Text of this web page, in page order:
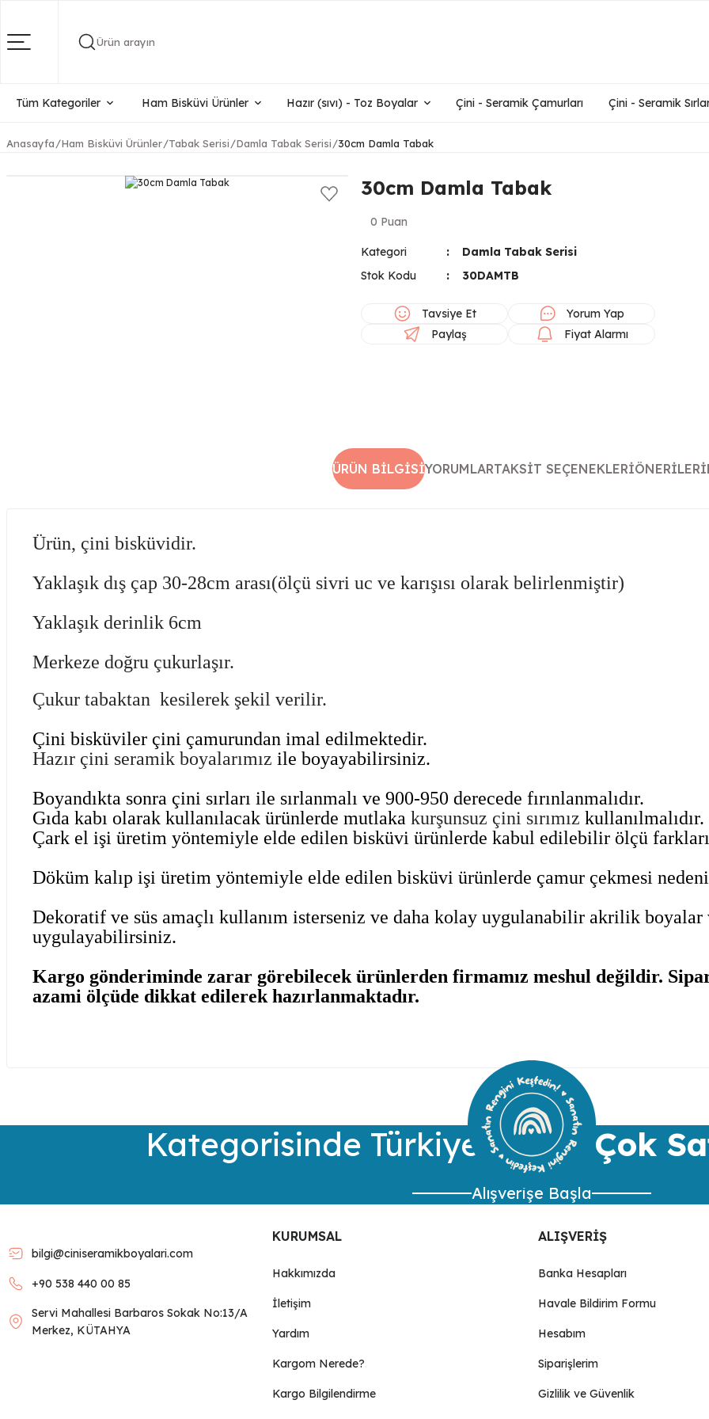
Ürün arayın
Tüm Kategoriler Ham Bisküvi Ürünler Hazır (sıvı) - Toz Boyalar Çini - Seramik Çamurları Çini - Seramik
Anasayfa Ham Bisküvi Ürünler Tabak Serisi Damla Tabak Serisi 30cm Damla Tabak
30cm Damla Tabak
0 Puan
Kategori
Damla Tabak Serisi
Stok Kodu
30DAMTB
Tavsiye Et
Yorum Yap
Paylaş
Fiyat Alarmı
ÜRÜN BILGISIYORUMLARTAKSIT SEÇENEKLERI
Ürün, çini bisküvidir.
Yaklaşık dış çap 30-28cm arası(ölçü sivri uc ve karışısı olarak belirlenmiştir)
Yaklaşık derinlik 6cm
Merkeze doğru çukurlaşır.
Çukur tabaktan kesilerek şekil verilir.
Çini bisküviler çini çamurundan imal edilmektedir.
Hazır çini seramik boyalarımız ile boyayabilirsiniz.
Boyandıkta sonra çini sırları ile sırlanmalı ve 900-950 derecede fırınlanmalıdır.
Gıda kabı olarak kullanılacak ürünlerde mutlaka kurşunsuz çini sırımız kullanılmalıdır.
Çark el işi üretim yöntemiyle elde edilen bisküvi ürünlerde kabul edilebilir ölçü
Döküm kalıp işi üretim yöntemiyle elde edilen bisküvi ürünlerde çamur çekmesi
Dekoratif ve süs amaçlı kullanım isterseniz ve daha kolay uygulanabilir akrilik
uygulayabilirsiniz.
Kargo gönderiminde zarar görebilecek ürünlerden firmamız meshul değildir.
azami ölçüde dikkat edilerek hazırlanmaktadır.
Bu ürüne ilk yorumu siz yapın!
Yorum Yaz
Ürün açıklamasında eksik bilgiler bulunuyor.
Kategorisinde Türkiye’ninEn Çok
Alışverişe Başla
bilgi@ciniseramikboyalari.com
+90 538 440 00 85
Servi Mahallesi Barbaros Sokak No:13/A
Merkez, KÜTAHYA
KURUMSAL
Hakkımızda
İletişim
Yardım
Kargom Nerede?
Kargo Bilgilendirme
ALIŞVERİŞ
Banka Hesapları
Havale Bildirim Formu
Hesabım
Siparişlerim
Gizlilik ve Güvenlik